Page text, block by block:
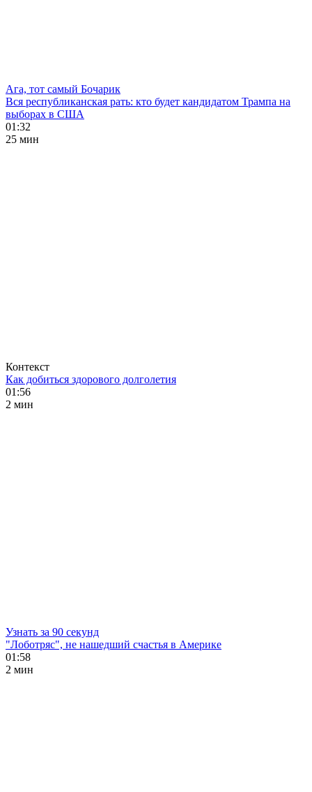
Ага, тот самый Бочарик
Вся республиканская рать: кто будет кандидатом Трампа на
выборах в США
01:32
25 мин
Контекст
Как добиться здорового долголетия
01:56
2 мин
Узнать за 90 секунд
"Лоботряс", не нашедший счастья в Америке
01:58
2 мин